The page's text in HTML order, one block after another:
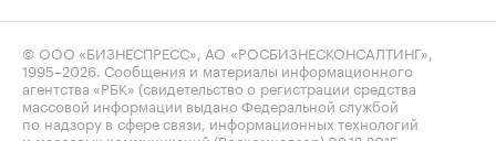
© ООО «БИЗНЕСПРЕСС», АО «РОСБИЗНЕСКОНСАЛТИНГ»,
1995–2026. Сообщения и материалы информационного
агентства «РБК» (свидетельство о регистрации средства
массовой информации выдано Федеральной службой
по надзору в сфере связи, информационных технологий